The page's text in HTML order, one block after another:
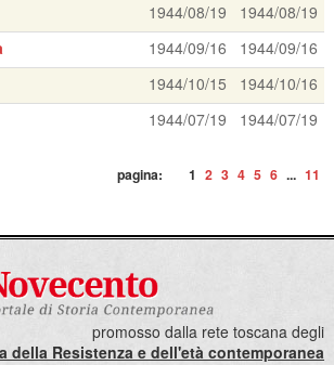
1944/08/19
1944/08/19
1944/09/16
1944/09/16
1944/10/15
1944/10/16
1944/07/19 1944/07/19
pagina: 1 2 3 4 5 6 ... 11
promosso dalla rete toscana degli
della Resistenza e dell'età contemporanea